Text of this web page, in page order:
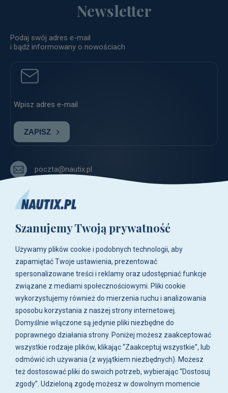
Newsletter
Podaj swój adres e-mail
i bądź informowany o nowościach
ZAPISZ
poczta@nautix.pl
+48 783-788-216
ul. Zwoleńska 23,
04-761 Warszawa
Biuro i sklep są czynne:
pn-pt w godz. 8:00 - 16:00.
O firmie
Zakupy
Moje konto
Artykuły i galeria
Szanujemy Twoją prywatność
Używamy plików cookie i podobnych technologii, aby
zapamiętać Twoje ustawienia, prezentować
spersonalizowane treści i reklamy oraz udostępniać funkcje
związane z mediami społecznościowymi. Pliki cookie
wykorzystujemy również do mierzenia ruchu i analizowania
sposobu korzystania z naszej strony internetowej.
Domyślnie włączone są jedynie pliki niezbędne do
poprawnego działania strony. Poniżej możesz zaakceptować
wszystkie rodzaje plików, klikając “Zaakceptuj wszystkie”, lub
odmówić ich używania (z wyjątkiem niezbędnych). Możesz
też dostosować pliki do swoich potrzeb, wybierając “Dostosuj
zgody”. Udzieloną zgodę możesz w dowolnym momencie